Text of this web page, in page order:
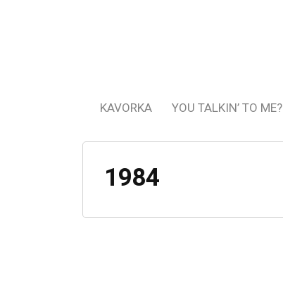
KAVORKA YOU TALKIN’ TO ME?
1984